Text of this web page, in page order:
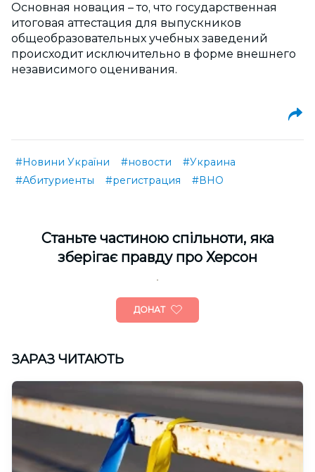
Основная новация – то, что государственная
итоговая аттестация для выпускников
общеобразовательных учебных заведений
происходит исключительно в форме внешнего
независимого оценивания.
#Новини України #новости
#Украина
#Абитуриенты
#регистрация #ВНО
Cтаньте частиною спільноти, яка
зберігає правду про Херсон
ДОНАТ
ЗАРАЗ ЧИТАЮТЬ